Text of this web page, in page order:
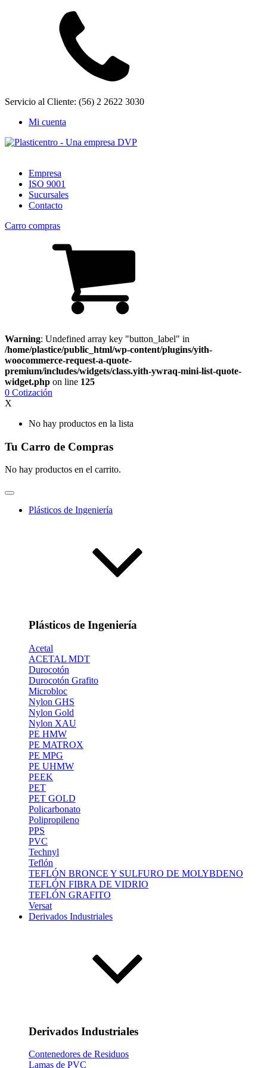
Servicio al Cliente: (56) 2 2622 3030
Mi cuenta
Empresa
ISO 9001
Sucursales
Contacto
Carro compras
Warning: Undefined array key "button_label" in
/home/plastice/public_html/wp-content/plugins/yith-
woocommerce-request-a-quote-
premium/includes/widgets/class.yith-ywraq-mini-list-quote-
widget.php on line 125
0 Cotización
X
No hay productos en la lista
Tu Carro de Compras
No hay productos en el carrito.
Plásticos de Ingeniería
Plásticos de Ingeniería
Acetal
ACETAL MDT
Durocotón
Durocotón Grafito
Microbloc
Nylon GHS
Nylon Gold
Nylon XAU
PE HMW
PE MATROX
PE MPG
PE UHMW
PEEK
PET
PET GOLD
Policarbonato
Polipropileno
PPS
PVC
Technyl
Teflón
TEFLÓN BRONCE Y SULFURO DE MOLYBDENO
TEFLÓN FIBRA DE VIDRIO
TEFLÓN GRAFITO
Versat
Derivados Industriales
Derivados Industriales
Contenedores de Residuos
Lamas de PVC